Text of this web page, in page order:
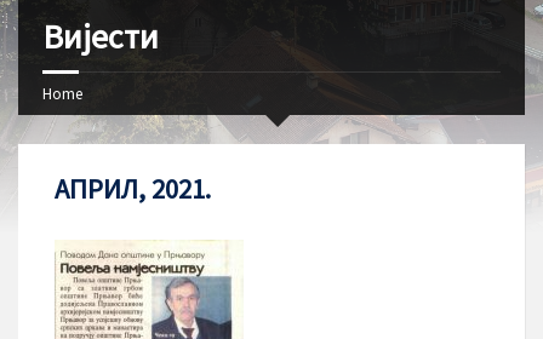
Вијести
Home
АПРИЛ, 2021.